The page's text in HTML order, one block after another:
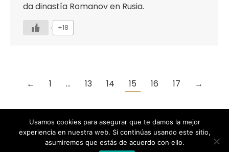
da dinastía Romanov en Rusia.
+18
← 1 … 13 14 15 16 17 →
Designed by Animation Graphics
Usamos cookies para asegurar que te damos la mejor
experiencia en nuestra web. Si continúas usando este sitio,
asumiremos que estás de acuerdo con ello.